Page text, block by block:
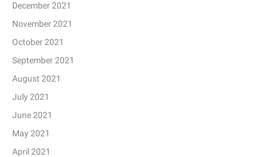
December 2021
November 2021
October 2021
September 2021
August 2021
July 2021
June 2021
May 2021
April 2021